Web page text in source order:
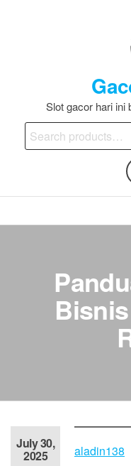
Slot gacor hari ini
Search
for:
July 30,
2025
aladin138